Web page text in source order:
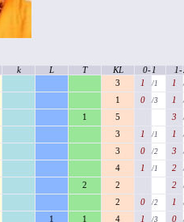
k L T KL 0-1 1-
3 1 /1 1
1 0 /3 1
1 5 3
3 1 /1 1
3 0 /2 3
4 1 /1 2
2 2 2
2 0 /2 1
1 1 4 1 /3 0